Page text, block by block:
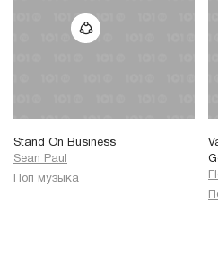
Stand On Business
Sean Paul
Поп музыка